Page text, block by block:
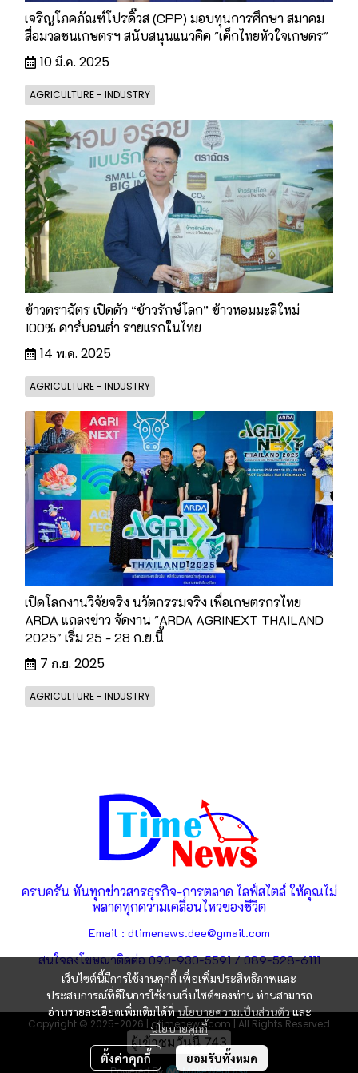
เจริญโภคภัณฑ์โปรดิ๊วส (CPP) มอบทุนการศึกษา สมาคม
สื่อมวลชนเกษตรฯ สนับสนุนแนวคิด "เด็กไทยหัวใจเกษตร"
10 มี.ค. 2025
AGRICULTURE - INDUSTRY
ข้าวตราฉัตร เปิดตัว “ข้าวรักษ์โลก” ข้าวหอมมะลิใหม่
100% คาร์บอนต่ำ รายแรกในไทย
14 พ.ค. 2025
AGRICULTURE - INDUSTRY
เปิดโลกงานวิจัยจริง นวัตกรรมจริง เพื่อเกษตรกรไทย
ARDA แถลงข่าว จัดงาน "ARDA AGRINEXT THAILAND
2025" เริ่ม 25 - 28 ก.ย.นี้
7 ก.ย. 2025
AGRICULTURE - INDUSTRY
เว็บไซต์นี้มีการใช้งานคุกกี้ เพื่อเพิ่มประสิทธิภาพและ
ประสบการณ์ที่ดีในการใช้งานเว็บไซต์ของท่าน ท่านสามารถ
อ่านรายละเอียดเพิ่มเติมได้ที่นโยบายความเป็นส่วนตัวและ
นโยบายคุกกี้
ตั้งค่าคุกกี้ ยอมรับทั้งหมด
ครบครัน ทันทุกข่าวสารธุรกิจ-การตลาด ไลฟ์สไตล์ ให้คุณไม่
พลาดทุกความเคลื่อนไหวของชีวิต
Email : dtimenews.dee@gmail.com
สนใจลงโฆษณาติดต่อ 090-930-5591 / 089-528-6111
Copyright © 2025-2026 | dtimenews.com | All Rights Reserved
ผู้เข้าชมวันนี้743